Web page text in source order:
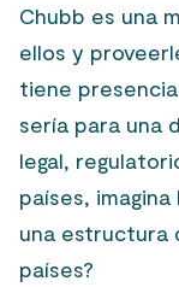
Chubb es una
ellos y
tiene
sería para una
legal,
países,
una estructura
países?